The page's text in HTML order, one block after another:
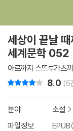
세상이 끝날
세계문학 052
아르까지 스뜨루가츠끼
책들
2011년 8월
8.0 (5
분야 소설 >
파일정보